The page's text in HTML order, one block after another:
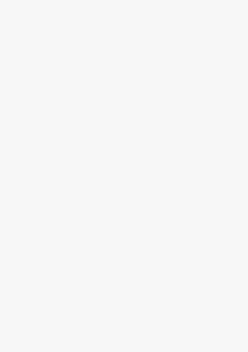
przetwarzanie danych
przetwarzania, którego
przetwarzanie Pani/
jest dobrowolne albo jest
profilowaniu.